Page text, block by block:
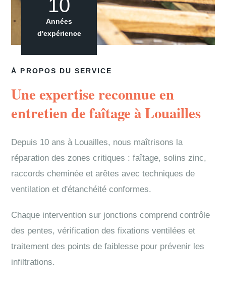
À PROPOS DU SERVICE
Une expertise reconnue en
entretien de faîtage à Louailles
Depuis 10 ans à Louailles, nous maîtrisons la
réparation des zones critiques : faîtage, solins zinc,
raccords cheminée et arêtes avec techniques de
ventilation et d'étanchéité conformes.
Chaque intervention sur jonctions comprend contrôle
des pentes, vérification des fixations ventilées et
traitement des points de faiblesse pour prévenir les
infiltrations.
10
Années
d'expérience